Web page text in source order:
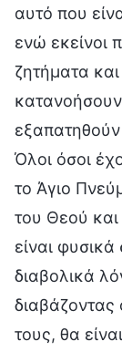
αυτό που
ενώ εκείνοι
ζητήματα
Όλοι όσοι
το Άγιο
του Θεού
είναι
διαβολικά
διαβάζοντας
τους, θα